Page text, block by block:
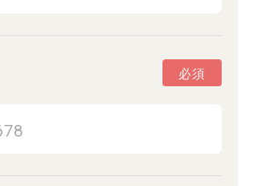
必須